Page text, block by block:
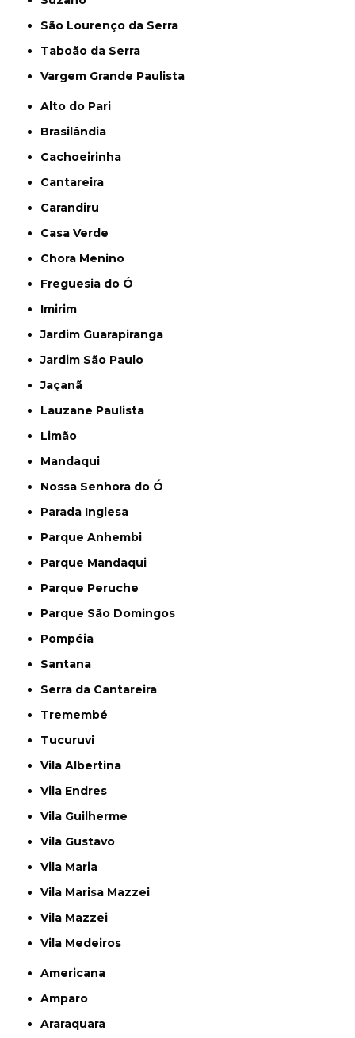
São Lourenço da Serra
Taboão da Serra
Vargem Grande Paulista
Alto do Pari
Brasilândia
Cachoeirinha
Cantareira
Carandiru
Casa Verde
Chora Menino
Freguesia do Ó
Imirim
Jardim Guarapiranga
Jardim São Paulo
Jaçanã
Lauzane Paulista
Limão
Mandaqui
Nossa Senhora do Ó
Parada Inglesa
Parque Anhembi
Parque Mandaqui
Parque Peruche
Parque São Domingos
Pompéia
Santana
Serra da Cantareira
Tremembé
Tucuruvi
Vila Albertina
Vila Endres
Vila Guilherme
Vila Gustavo
Vila Maria
Vila Marisa Mazzei
Vila Mazzei
Vila Medeiros
Americana
Amparo
Araraquara